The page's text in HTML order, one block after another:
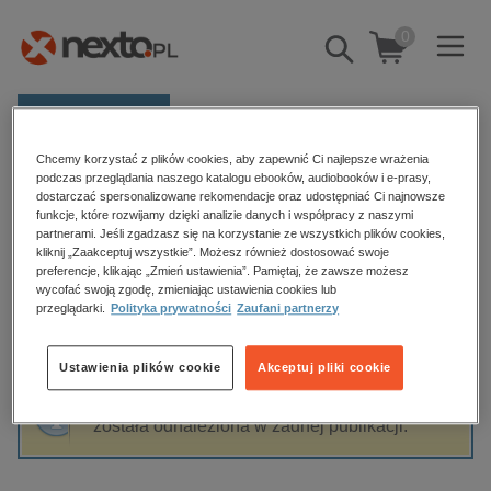
Pokaż/schowaj
wyszukiwarkę
0
Kategorie
Zobacz wszystkie E-prasa
budownictwo, aranżacja wnętrz
biznesowe, branżowe, gospodarka
dzienniki
edukacja
hobby, sport, rozrywka
komputery, internet, technologie, informatyka
Strona główna Tłumacz: Eugenia Żmijewska
Tłumacz: Eugenia Żmijewska
Sortowanie Filtrowanie
została odnaleziona w żadnej publikacji.
Chcemy korzystać z plików cookies, aby zapewnić Ci najlepsze wrażenia
podczas przeglądania naszego katalogu ebooków, audiobooków i e-prasy,
dostarczać spersonalizowane rekomendacje oraz udostępniać Ci najnowsze
funkcje, które rozwijamy dzięki analizie danych i współpracy z naszymi
partnerami. Jeśli zgadzasz się na korzystanie ze wszystkich plików cookies,
kliknij „Zaakceptuj wszystkie”. Możesz również dostosować swoje
preferencje, klikając „Zmień ustawienia”. Pamiętaj, że zawsze możesz
wycofać swoją zgodę, zmieniając ustawienia cookies lub
przeglądarki.
Polityka prywatności Zaufani partnerzy
Akceptuj pliki cookie
Ustawienia plików cookie